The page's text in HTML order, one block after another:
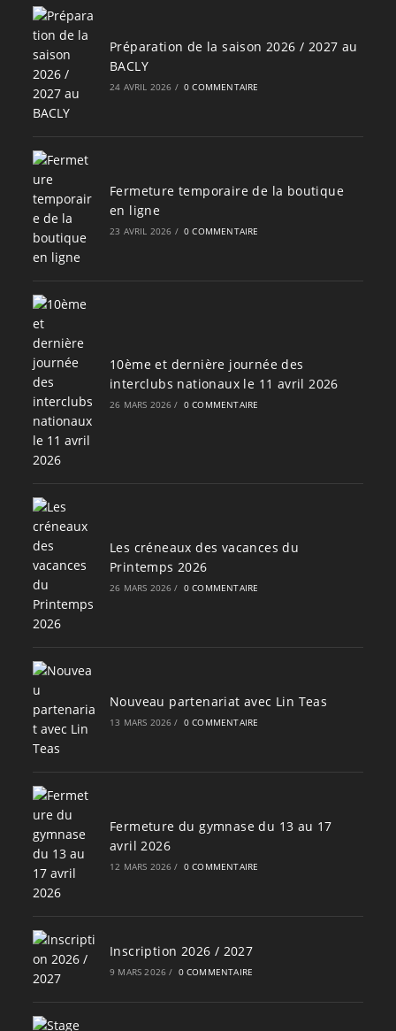
Préparation de la saison 2026 / 2027 au
BACLY
24 AVRIL 2026 / 0 COMMENTAIRE
Fermeture temporaire de la boutique
en ligne
23 AVRIL 2026 / 0 COMMENTAIRE
10ème et dernière journée des
interclubs nationaux le 11 avril 2026
26 MARS 2026 / 0 COMMENTAIRE
Les créneaux des vacances du
Printemps 2026
26 MARS 2026 / 0 COMMENTAIRE
Nouveau partenariat avec Lin Teas
13 MARS 2026 / 0 COMMENTAIRE
Fermeture du gymnase du 13 au 17
avril 2026
12 MARS 2026 / 0 COMMENTAIRE
Inscription 2026 / 2027
9 MARS 2026 / 0 COMMENTAIRE